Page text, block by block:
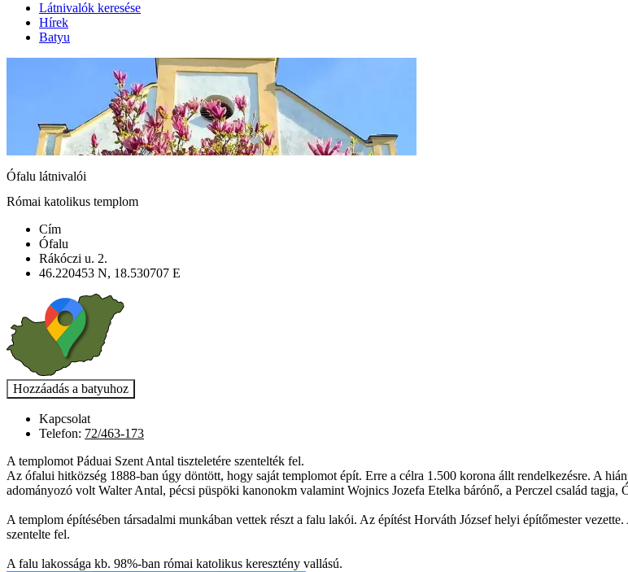
Látnivalók keresése
Hírek
Batyu
Ófalu látnivalói
Római katolikus templom
Cím
Ófalu
Rákóczi u. 2.
46.220453 N, 18.530707 E
Kapcsolat
Telefon: 72/463-173
A templomot Páduai Szent Antal tiszteletére szentelték fel.
Az ófalui hitközség 1888-ban úgy döntött, hogy saját templomot épít. Erre a célra 1.500 korona állt rendelkezésre. A
adományozó volt Walter Antal, pécsi püspöki kanonokm valamint Wojnics Jozefa Etelka bárónő, a Perczel család tagja,
A templom építésében társadalmi munkában vettek részt a falu lakói. Az építést Horváth József helyi építőmester
szentelte fel.
A falu lakossága kb. 98%-ban római katolikus keresztény vallású.